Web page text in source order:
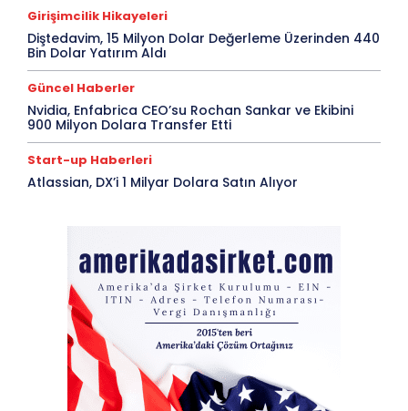
Girişimcilik Hikayeleri
Diştedavim, 15 Milyon Dolar Değerleme Üzerinden 440
Bin Dolar Yatırım Aldı
Güncel Haberler
Nvidia, Enfabrica CEO’su Rochan Sankar ve Ekibini
900 Milyon Dolara Transfer Etti
Start-up Haberleri
Atlassian, DX’i 1 Milyar Dolara Satın Alıyor